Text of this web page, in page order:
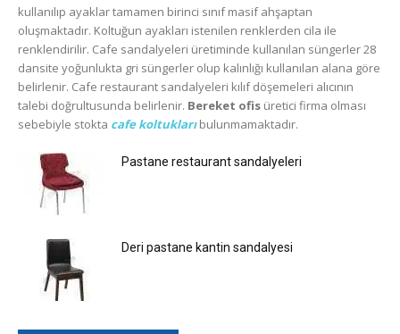
kullanılıp ayaklar tamamen birinci sınıf masif ahşaptan
oluşmaktadır. Koltuğun ayakları istenilen renklerden cila ile
renklendirilir. Cafe sandalyeleri üretiminde kullanılan süngerler 28
dansite yoğunlukta gri süngerler olup kalınlığı kullanılan alana göre
belirlenir. Cafe restaurant sandalyeleri kılıf döşemeleri alıcının
talebi doğrultusunda belirlenir. Bereket ofis üretici firma olması
sebebiyle stokta cafe koltuklarıbulunmamaktadır.
Pastane restaurant sandalyeleri
Deri pastane kantin sandalyesi